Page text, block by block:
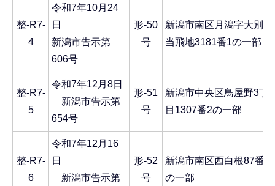
整-R7-
4
令和7年10月24
日
新潟市告示第
606号
形-50
号
新潟市南区月潟字大別
当飛地3181番1の一部
整‐R7-
5
令和7年12月8日
新潟市告示第
654号
形-51
号
新潟市中央区鳥屋野3丁
目1307番2の一部
整‐R7-
6
令和7年12月16
日
新潟市告示第
形-52
号
新潟市南区西白根87番
の一部